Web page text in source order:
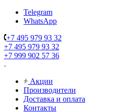
Telegram
WhatsApp
+7 495 979 93 32
+7 495 979 93 32
+7 999 902 57 36
Акции
Производители
Доставка и оплата
Контакты